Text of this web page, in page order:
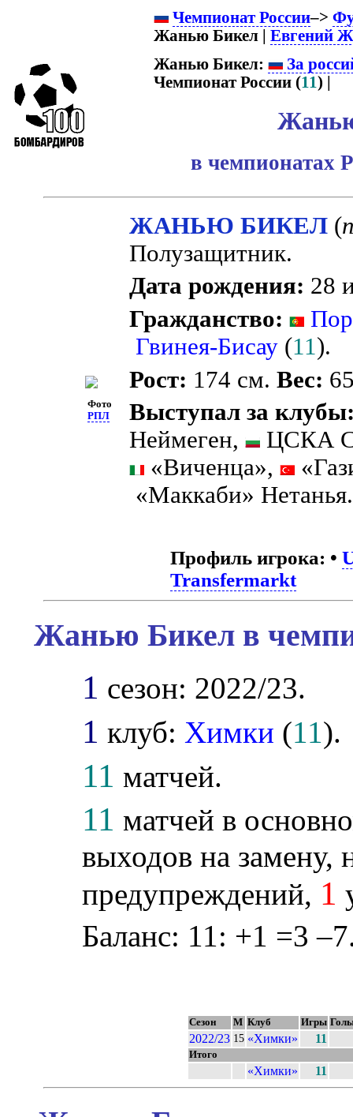
Чемпионат России–>
Жанью Бикел | Евгений
Жанью Бикел:
За
Чемпионат России (11) |
в чемпионатах
Фото
РПЛ
ЖАНЬЮ БИКЕЛ (
Полузащитник.
Дата рождения: 28
Гражданство:
Гвинея-Бисау (11).
Рост: 174 см.Вес:
Выступал за
Неймеген,
ЦСКА
«Виченца»,
«Маккаби» Нетанья.
Профиль игрока: •
Transfermarkt
Жанью Бикел в
1 сезон: 2022/23.
1 клуб: Химки (11).
11 матчей.
11 матчей в
выходов на замену,
предупреждений, 1
Баланс: 11: +1 =3
Сезон М Клуб Игры
2022/23 15 «Химки» 11
Итого
«Химки» 11